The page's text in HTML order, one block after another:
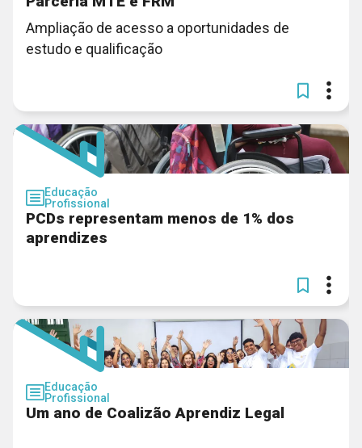
Ampliação de acesso a oportunidades de
estudo e qualificação
Educação
Profissional
PCDs representam menos de 1% dos
aprendizes
Educação
Profissional
Um ano de Coalizão Aprendiz Legal